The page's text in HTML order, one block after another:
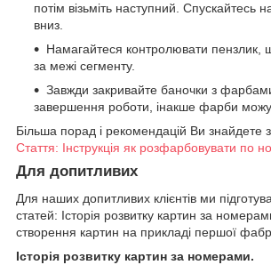
потім візьміть наступний. Спускайтесь
вниз.
Намагайтеся контролювати пензлик,
за межі сегменту.
Завжди закривайте баночки з
завершення роботи, інакше фарби
Більша порад і рекомендацій Ви знайдете
Стаття: Інструкція як розфарбовувати по
Для допитливих
Для наших допитливих клієнтів ми
статей: Історія розвитку картин за
створення картин на прикладі першої
Історія розвитку картин за номерами.